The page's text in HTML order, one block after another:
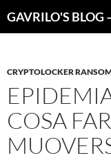
CRYPTOLOCKER
COSA